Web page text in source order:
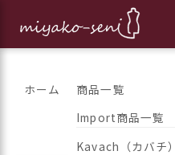
フランス、イ
のインポー
都繊維の日々のニュースを
ホーム
商品一覧
Import商品一覧
Kavach（カバチ